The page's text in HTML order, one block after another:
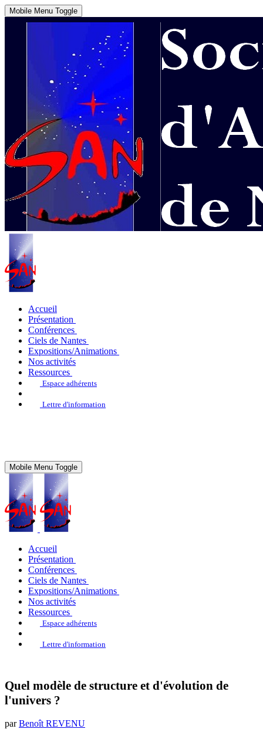
Mobile Menu Toggle
Accueil
Présentation
Conférences
Ciels de Nantes
Expositions/Animations
Nos activités
Ressources
Espace adhérents
Lettre d'information
Mobile Menu Toggle
Accueil
Présentation
Conférences
Ciels de Nantes
Expositions/Animations
Nos activités
Ressources
Espace adhérents
Lettre d'information
Quel modèle de structure et d'évolution de
l'univers ?
parBenoît REVENU